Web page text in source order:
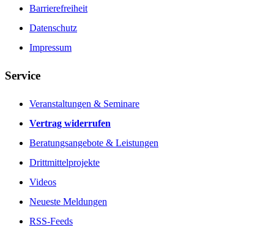
Barrierefreiheit
Datenschutz
Impressum
Service
Veranstaltungen & Seminare
Vertrag widerrufen
Beratungsangebote & Leistungen
Drittmittelprojekte
Videos
Neueste Meldungen
RSS-Feeds